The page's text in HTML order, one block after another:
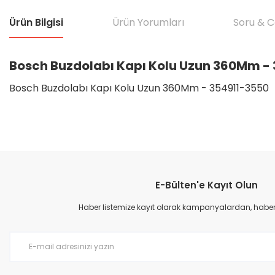
Ürün Bilgisi Ürün Yorumları Soru &
Bosch Buzdolabı Kapı Kolu Uzun 360Mm -
Bosch Buzdolabı Kapı Kolu Uzun 360Mm - 354911-3550
Ürün resmi kalitesiz, bozuk veya görüntülenemiyor.
Ürün açıklamasında eksik bilgiler bulunuyor.
E-Bülten'e Kayıt Olun
Haber listemize kayıt olarak kampanyalardan,